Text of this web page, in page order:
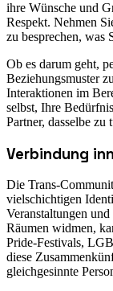
ihre Wünsche und
Respekt. Nehmen
zu besprechen, was
Ob es darum geht,
Beziehungsmuster
Interaktionen im
selbst, Ihre
Partner, dasselbe zu
Verbindung
Die Trans-
vielschichtigen
Veranstaltungen
Räumen widmen,
Pride-Festivals,
diese
gleichgesinnte